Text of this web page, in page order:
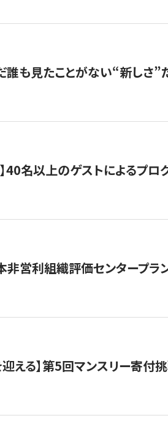
も見たことがない“新しさ”
名以上のゲストによるプロ
非営利組織評価センタープラ
える】​​第5回マンスリー寄付